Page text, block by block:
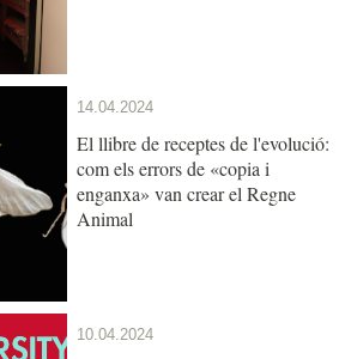
14.04.2024
El llibre de receptes de l'evolució:
com els errors de «copia i
enganxa» van crear el Regne
Animal
10.04.2024